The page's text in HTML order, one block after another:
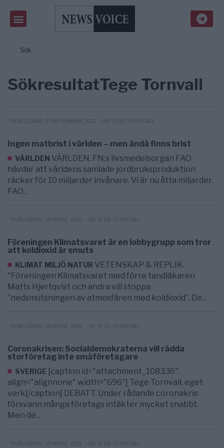
SökresultatTege Tornvall
PUBLICERAD 13 NOVEMBER 2022 - AV TEGE TORNVALL
Ingen matbrist i världen – men ändå finns brist
VÄRLDEN VÄRLDEN. FN:s livsmedelsorgan FAO
hävdar att världens samlade jordbruksproduktion
räcker för 10 miljarder invånare. Vi är nu åtta miljarder.
FAO...
PUBLICERAD 20 APRIL 2020 - AV TEGE TORNVALL
Föreningen Klimatsvaret är en lobbygrupp som tror
att koldioxid är smuts
KLIMAT MILJÖ NATUR VETENSKAP & REPLIK.
"Föreningen Klimatsvaret med förre tandläkaren
Matts Hjertqvist och andra vill stoppa
”nedsmutsningen av atmosfären med koldioxid”. De...
PUBLICERAD 23 APRIL 2020 - AV TEGE TORNVALL
Coronakrisen: Socialdemokraterna vill rädda
storföretag inte småföretagare
SVERIGE [caption id="attachment_108336"
align="alignnone" width="696"] Tege Tornvall, eget
verk[/caption] DEBATT. Under rådande coronakris
försvann många företags intäkter mycket snabbt.
Men de...
PUBLICERAD 25 APRIL 2021 - AV TEGE TORNVALL